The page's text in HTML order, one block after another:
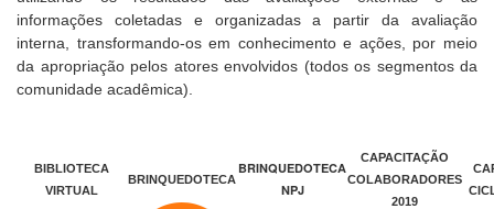
informações coletadas e organizadas a partir da avaliação
interna, transformando-os em conhecimento e ações, por meio
da apropriação pelos atores envolvidos (todos os segmentos da
comunidade acadêmica).
BIBLIOTECA
VIRTUAL
BRINQUEDOTECA
BRINQUEDOTECA
NPJ
CAPACITAÇÃO
COLABORADORES
2019